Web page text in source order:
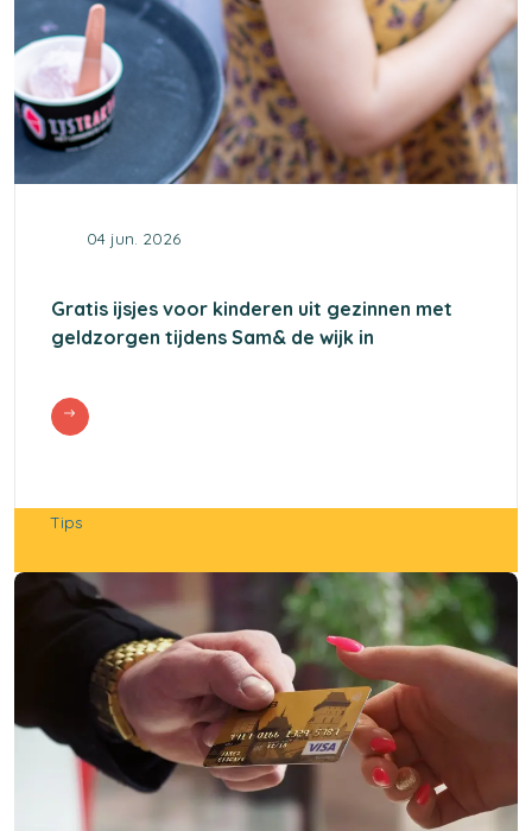
04 jun. 2026
Gratis ijsjes voor kinderen uit gezinnen met
geldzorgen tijdens Sam& de wijk in
Tips